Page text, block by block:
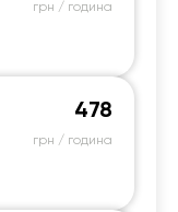
грн / година
478
грн / година